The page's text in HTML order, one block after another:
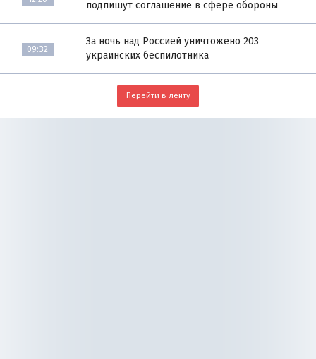
подпишут соглашение в сфере обороны
09:32
За ночь над Россией уничтожено 203
украинских беспилотника
Перейти в ленту